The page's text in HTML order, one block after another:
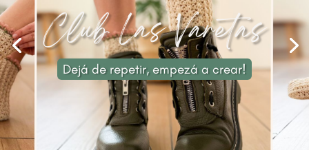
Club Las Varetas
Dejá de repetir, empezá a crear!